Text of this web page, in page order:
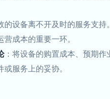
的设备离不开及时的服务支
成本的重要一环。
：将设备的购置成本、预期
服务上的妥协。